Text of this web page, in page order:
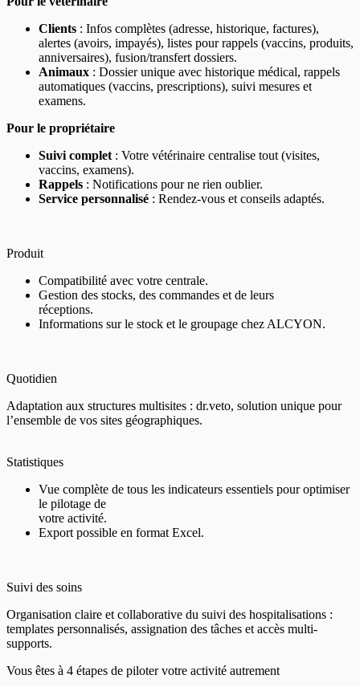
Clients : Infos complètes (adresse, historique, factures),
alertes (avoirs, impayés), listes pour rappels (vaccins, produits,
anniversaires), fusion/transfert dossiers.
Animaux : Dossier unique avec historique médical, rappels
automatiques (vaccins, prescriptions), suivi mesures et
examens.
Pour le propriétaire
Suivi complet : Votre vétérinaire centralise tout (visites,
vaccins, examens).
Rappels : Notifications pour ne rien oublier.
Service personnalisé : Rendez-vous et conseils adaptés.
Produit
Compatibilité avec votre centrale.
Gestion des stocks, des commandes et de leurs
réceptions.
Informations sur le stock et le groupage chez ALCYON.
Quotidien
Adaptation aux structures multisites : dr.veto, solution unique pour
l’ensemble de vos sites géographiques.
Statistiques
Vue complète de tous les indicateurs essentiels pour optimiser
le pilotage de
votre activité.
Export possible en format Excel.
Suivi des soins
Organisation claire et collaborative du suivi des hospitalisations :
templates personnalisés, assignation des tâches et accès multi-
supports.
Vous êtes à 4 étapes de piloter votre activité autrement